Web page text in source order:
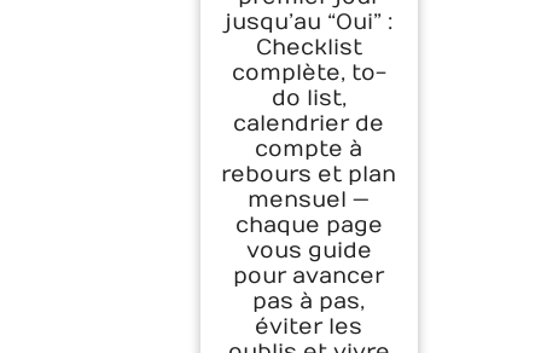
jusqu’au “Oui” :
Checklist
complète, to-
do list,
calendrier de
compte à
rebours et plan
mensuel —
chaque page
vous guide
pour avancer
pas à pas,
éviter les